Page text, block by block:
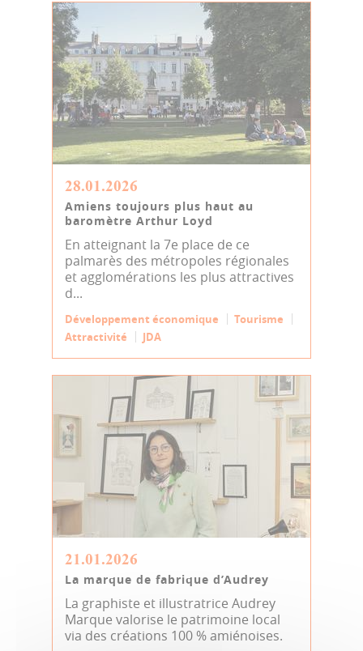
28.01.2026
Amiens toujours plus haut au
baromètre Arthur Loyd
En atteignant la 7e place de ce
palmarès des métropoles régionales
et agglomérations les plus attractives
d...
Développement économique
Tourisme
Attractivité
JDA
21.01.2026
La marque de fabrique d’Audrey
La graphiste et illustratrice Audrey
Marque valorise le patrimoine local
via des créations 100 % amiénoises.